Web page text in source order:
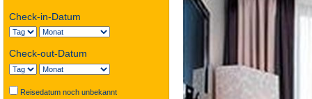
Check-in-Datum
Check-out-Datum
Reisedatum noch unbekannt